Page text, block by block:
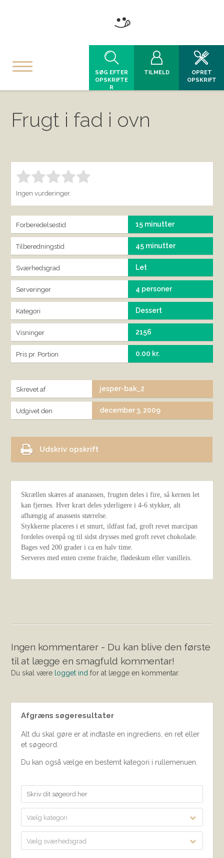
SØG EFTER
OPSKRIFTE
R
TILMELD
OPRET
OPSKRIFT
Frugt i fad i ovn
Bedøm denne vare: 1.00
Ingen vurderinger.
Forberedelsestid 15 minutter
Tilberedningstid 45 minutter
Sværhedsgrad Let
Serveringer 4 personer
Kategori Dessert
Visninger 2156
Pris pr. Portion 0.00 kr.
Skrevet af jesper-bak_2
Udgivet den december 3, 2009
Udskriv opskrift
Skrællen skæres af ananassen, frugten deles i fire, så kernen let
kan fjernes. Hver krart deles yderligere i 4-6 stykker, alt
afhængig af anassens størrelse.
Stykkerne placeres i et smurt, ildfast fad, groft revet marcipan
fordeles ovenpå og til sidst drysses med groft revet chokolade.
Bages ved 200 grader i ca en halv time.
Serveres med enten creme fraiche, flødeskum eller vanilleis.
Ingen kommentarer - Du kan blive den første
til at lægge en smagfuld kommentar!
Du skal være logget ind for at lægge en kommentar.
Afgræns søgeresultater
Alt du skal gøre er at indtaste en ingrediens, en ret eller
et søgeord.
Du kan også vælge en bestemt kategori i rullemenuen.
Vælg kategori
Vælg sværhedsgrad